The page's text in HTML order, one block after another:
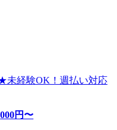
未経験OK！週払い対応
円〜